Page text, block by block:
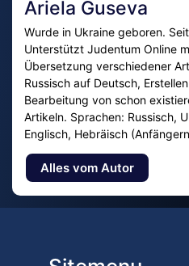
Ariela Guseva
Wurde in Ukraine geboren.
Unterstützt Judentum Online
Übersetzung verschiedener
Russisch auf Deutsch,
Bearbeitung von schon
Artikeln. Sprachen: Russisch,
Englisch, Hebräisch
Alles vom Autor